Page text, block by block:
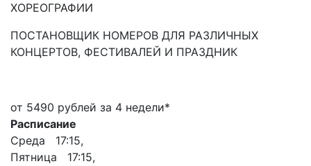
ХОРЕОГРАФИИ
ПОСТАНОВЩИК НОМЕРОВ ДЛЯ РАЗЛИЧНЫХ
КОНЦЕРТОВ, ФЕСТИВАЛЕЙ И ПРАЗДНИК
от 5490 рублей за 4 недели*
Расписание
Среда 17:15,
Пятница 17:15,